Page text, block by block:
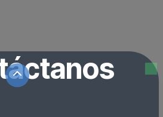
y Desempeño
m/s de crucero permite realizar